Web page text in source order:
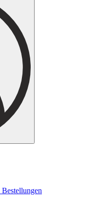
Bestellungen